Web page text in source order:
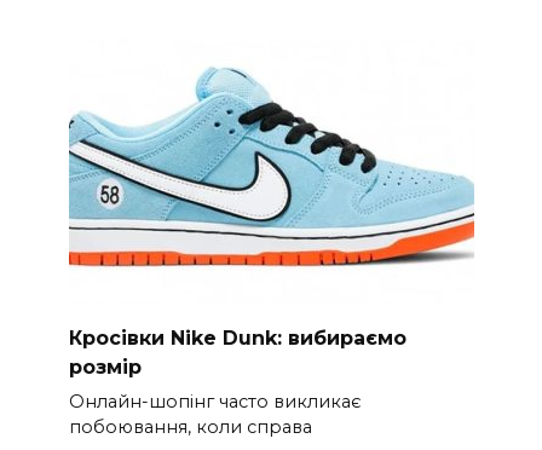
Кросівки Nike Dunk: вибираємо
розмір
Онлайн-шопінг часто викликає
побоювання, коли справа